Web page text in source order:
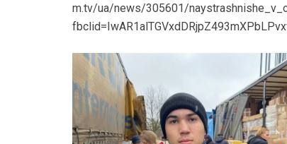
m.tv/ua/news/305601/